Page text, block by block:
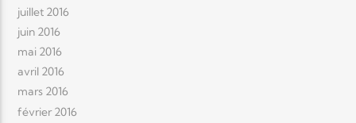
juillet 2016
juin 2016
mai 2016
avril 2016
mars 2016
février 2016